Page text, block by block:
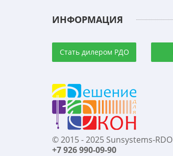
ИНФОРМАЦИЯ
Стать дилером РДО
© 2015 - 2025 Sunsystems-RDO
+7 926 990-09-90